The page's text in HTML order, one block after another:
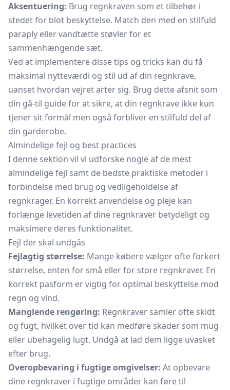
Aksentuering: Brug regnkraven som et tilbehør i
stedet for blot beskyttelse. Match den med en stilfuld
paraply eller vandtætte støvler for et
sammenhængende sæt.
Ved at implementere disse tips og tricks kan du få
maksimal nytteværdi og stil ud af din regnkrave,
uanset hvordan vejret arter sig. Brug dette afsnit som
din gå-til guide for at sikre, at din regnkrave ikke kun
tjener sit formål men også forbliver en stilfuld del af
din garderobe.
Almindelige fejl og best practices
I denne sektion vil vi udforske nogle af de mest
almindelige fejl samt de bedste praktiske metoder i
forbindelse med brug og vedligeholdelse af
regnkrager. En korrekt anvendelse og pleje kan
forlænge levetiden af dine regnkraver betydeligt og
maksimere deres funktionalitet.
Fejl der skal undgås
Fejlagtig størrelse: Mange købere vælger ofte forkert
størrelse, enten for små eller for store regnkraver. En
korrekt pasform er vigtig for optimal beskyttelse mod
regn og vind.
Manglende rengøring: Regnkraver samler ofte skidt
og fugt, hvilket over tid kan medføre skader som mug
eller ubehagelig lugt. Undgå at lad dem ligge uvasket
efter brug.
Overopbevaring i fugtige omgivelser: At opbevare
dine regnkraver i fugtige områder kan føre til